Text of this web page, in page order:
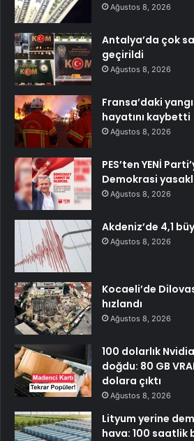
Ağustos 8, 2026
Antalya’da çok
geçirildi
Ağustos 8, 2026
Fransa’daki
hayatını kaybetti
Ağustos 8, 2026
PES’ten YENİ
Demokrasi
Ağustos 8, 2026
Akdeniz’de 4,1
Ağustos 8, 2026
Kocaeli’de
hızlandı
Ağustos 8, 2026
100 dolarlık
doğdu: 80 GB
dolara çıktı
Ağustos 8, 2026
Lityum yerine
hava: 100